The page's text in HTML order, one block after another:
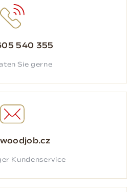
540 355
Sie gerne
Kundenservice